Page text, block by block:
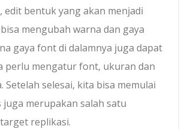
edit bentuk yang akan menjadi
mengubah warna dan gaya
gaya font di dalamnya juga dapat
perlu mengatur font, ukuran dan
Setelah selesai, kita bisa memulai
juga merupakan salah satu
replikasi.